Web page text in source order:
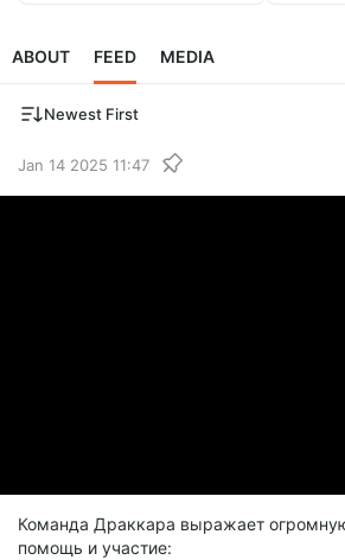
ABOUT FEED MEDIA
Newest First
Jan 14 2025 11:47
Команда Драккара выражает
помощь и участие: